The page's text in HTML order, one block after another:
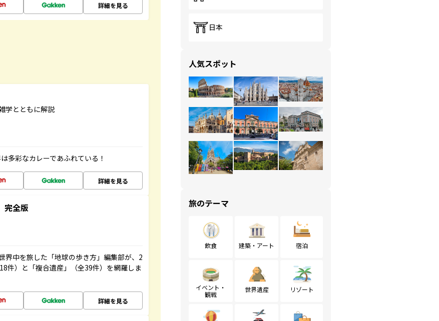
詳細を見る
学とともに解説
多彩なカレーであふれている！
詳細を見る
全版
界中を旅した「地球の歩き方」編集部が、2
件）と「複合遺産」（全39件）を網羅しま
詳細を見る
日本
人気スポット
旅のテーマ
飲食 建築・アート 宿泊
イベント・
観戦
世界遺産 リゾート